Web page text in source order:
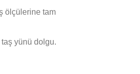
ölçülerine tam
taş yünü dolgu.